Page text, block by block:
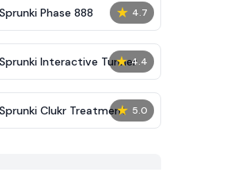
★ 4.7
Sprunki Phase 888
★ 4.4
Sprunki Interactive Tunner
★ 5.0
Sprunki Clukr Treatment